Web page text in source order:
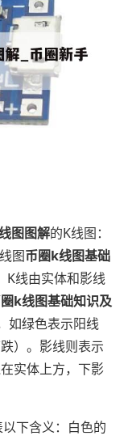
图图解的K线图：
图币圈k线图基础
K线由实体和影线
k线图基础知识及
如绿色表示阳线
）。影线则表示
实体上方，下影
下含义：白色的